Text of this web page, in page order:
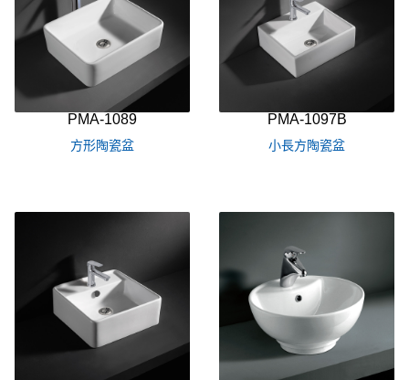
PMA-1089
方形陶瓷盆
PMA-1097B
小長方陶瓷盆